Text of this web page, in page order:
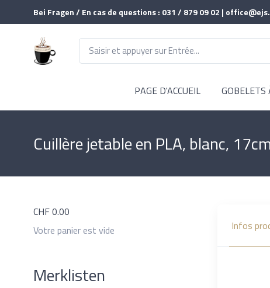
Bei Fragen / En cas de questions : 031 / 879 09 02 |
PAGE D'ACCUEIL GOBELETS
Cuillère jetable en PLA, blanc,
CHF0.00
Votre panier est vide
Merklisten
Infos